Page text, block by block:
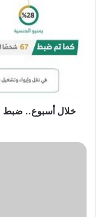
مخالفين
زلزال